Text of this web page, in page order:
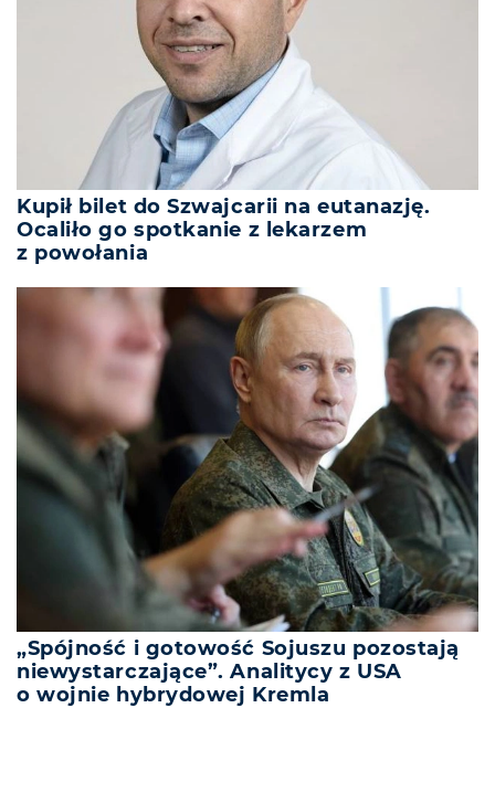
Kupił bilet do Szwajcarii na eutanazję.
Ocaliło go spotkanie z lekarzem
z powołania
„Spójność i gotowość Sojuszu pozostają
niewystarczające”. Analitycy z USA
o wojnie hybrydowej Kremla